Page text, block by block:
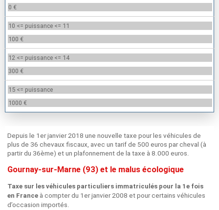
0 €
10 <= puissance <= 11
100 €
12 <= puissance <= 14
300 €
15 <= puissance
1000 €
Depuis le 1er janvier 2018 une nouvelle taxe pour les véhicules de
plus de 36 chevaux fiscaux, avec un tarif de 500 euros par cheval (à
partir du 36ème) et un plafonnement de la taxe à 8.000 euros.
Gournay-sur-Marne (93) et le malus écologique
Taxe sur les véhicules particuliers immatriculés pour la 1e fois
en France à compter du 1er janvier 2008 et pour certains véhicules
d’occasion importés.